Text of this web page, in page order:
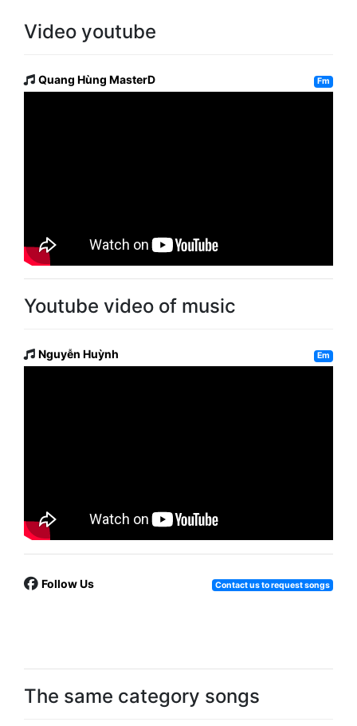
Video youtube
Quang Hùng MasterD Fm
Youtube video of music
Nguyễn Huỳnh Em
Follow Us Contact us to request songs
The same category songs